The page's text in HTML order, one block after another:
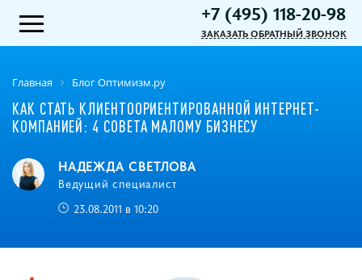
+7 (495) 118-20-98
ЗАКАЗАТЬ ОБРАТНЫЙ ЗВОНОК
Главная Блог Оптимизм.ру
КАК СТАТЬ КЛИЕНТООРИЕНТИРОВАННОЙ ИНТЕРНЕТ-
КОМПАНИЕЙ: 4 СОВЕТА МАЛОМУ БИЗНЕСУ
НАДЕЖДА СВЕТЛОВА
Ведущий специалист
23.08.2011 в 10:20